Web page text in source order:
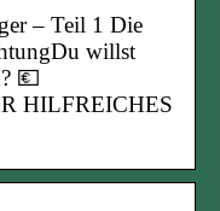
– Teil 1 Die
willst
💶
HILFREICHES